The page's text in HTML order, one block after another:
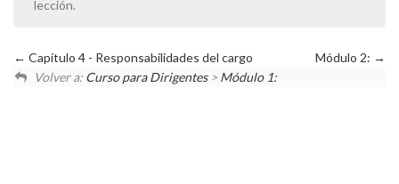
lección.
Capítulo 4 - Responsabilidades del cargo
Módulo 2:
Volver a: Curso para Dirigentes> Módulo 1: